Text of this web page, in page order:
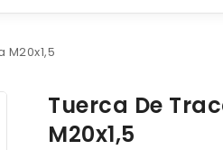
Tuerca De
M20x1,5